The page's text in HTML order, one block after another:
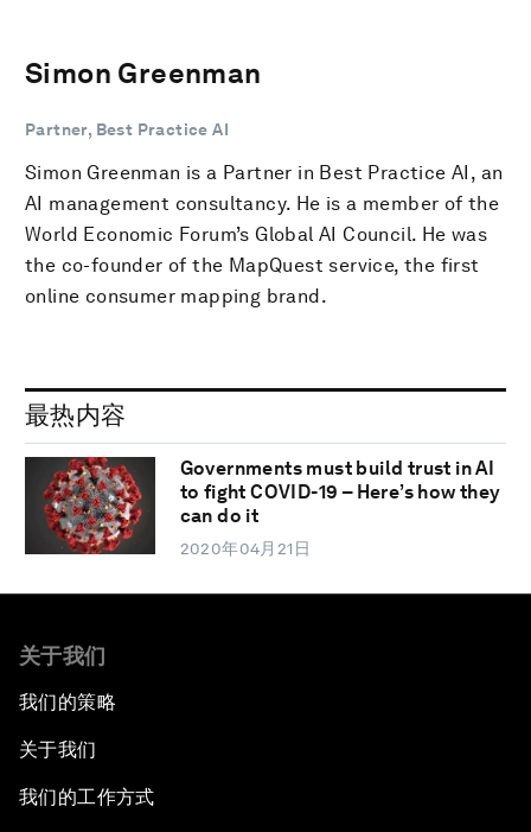
Simon Greenman
Partner, Best Practice AI
Simon Greenman is a Partner in Best Practice AI, an
AI management consultancy. He is a member of the
World Economic Forum’s Global AI Council. He was
the co-founder of the MapQuest service, the first
online consumer mapping brand.
最热内容
Governments must build trust in AI
to fight COVID-19 – Here’s how they
can do it
2020年04月21日
关于我们
我们的策略
关于我们
我们的工作方式